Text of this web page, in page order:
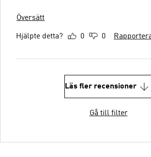
Översätt
Hjälpte detta? 0 0
Läs fler recensioner
Gå till filter